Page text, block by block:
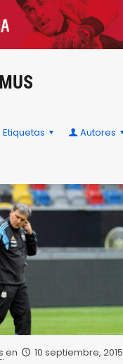
Etiquetas
Autores
en
10 septiembre, 2015